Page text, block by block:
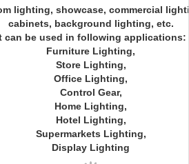
lighting, showcase, commercial
cabinets, background lighting, etc.
can be used in following applications:
Furniture Lighting,
Store Lighting,
Office Lighting,
Control Gear,
Home Lighting,
Hotel Lighting,
Supermarkets Lighting,
Display Lighting